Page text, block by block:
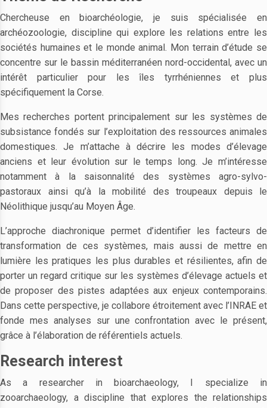
Chercheuse en bioarchéologie, je suis spécialisée en
archéozoologie, discipline qui explore les relations entre les
sociétés humaines et le monde animal. Mon terrain d’étude se
concentre sur le bassin méditerranéen nord-occidental, avec un
intérêt particulier pour les îles tyrrhéniennes et plus
spécifiquement la Corse.
Mes recherches portent principalement sur les systèmes de
subsistance fondés sur l’exploitation des ressources animales
domestiques. Je m’attache à décrire les modes d’élevage
anciens et leur évolution sur le temps long. Je m’intéresse
notamment à la saisonnalité des systèmes agro-sylvo-
pastoraux ainsi qu’à la mobilité des troupeaux depuis le
Néolithique jusqu’au Moyen Âge.
L’approche diachronique permet d’identifier les facteurs de
transformation de ces systèmes, mais aussi de mettre en
lumière les pratiques les plus durables et résilientes, afin de
porter un regard critique sur les systèmes d’élevage actuels et
de proposer des pistes adaptées aux enjeux contemporains.
Dans cette perspective, je collabore étroitement avec l’INRAE et
fonde mes analyses sur une confrontation avec le présent,
grâce à l’élaboration de référentiels actuels.
Research interest
As a researcher in bioarchaeology, I specialize in
zooarchaeology, a discipline that explores the relationships